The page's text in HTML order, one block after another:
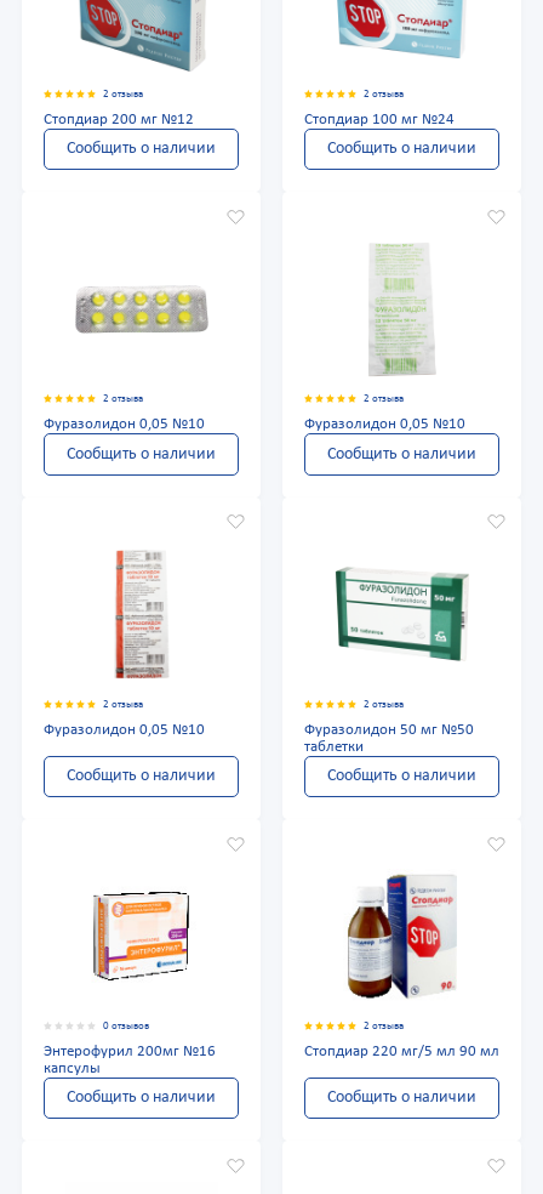
2 отзыва
Стопдиар 200 мг №12
Сообщить о наличии
2 отзыва
Стопдиар 100 мг №24
Сообщить о наличии
2 отзыва
Фуразолидон 0,05 №10
Сообщить о наличии
2 отзыва
Фуразолидон 0,05 №10
Сообщить о наличии
2 отзыва
Фуразолидон 0,05 №10
Сообщить о наличии
2 отзыва
Фуразолидон 50 мг №50
таблетки
Сообщить о наличии
0 отзывов
Энтерофурил 200мг №16
капсулы
Сообщить о наличии
2 отзыва
Стопдиар 220 мг/5 мл 90 мл
Сообщить о наличии